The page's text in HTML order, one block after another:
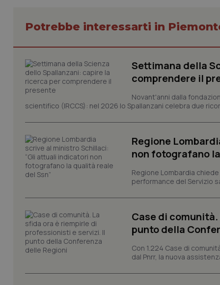
Potrebbe interessarti in
Settimana della
comprendere il
Novant'anni dalla
scientifico (IRCCS): nel 2026 lo Spallanzani celebra due
Regione
non fotografano
Regione Lombardia
performance del Servizio
Case di
punto della
Con 1.224 Case di
dal Pnrr, la nuova
Nome
CookieScriptConsent
tracking-sites-
tracking-enable
session-id
_ga